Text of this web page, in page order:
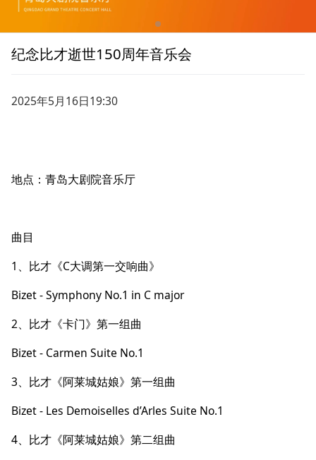
纪念比才逝世150周年音乐会
2025年5月16日19:30
地点：青岛大剧院音乐厅
曲目
1、比才《C大调第一交响曲》
Bizet - Symphony No.1 in C major
2、比才《卡门》第一组曲
Bizet - Carmen Suite No.1
3、比才《阿莱城姑娘》第一组曲
Bizet - Les Demoiselles d’Arles Suite No.1
4、比才《阿莱城姑娘》第二组曲